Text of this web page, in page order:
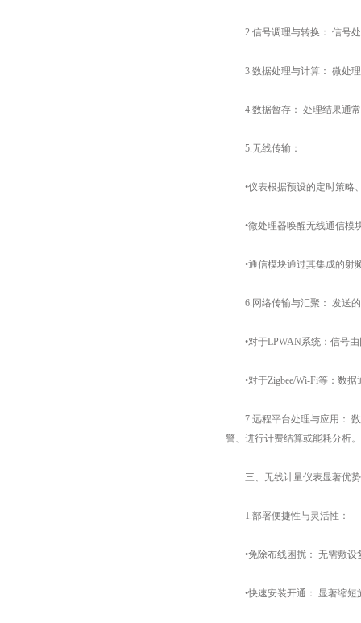
2.信号调理与转换：​​ 信号处
3.数据处理与计算：​​ 微处理
4.​​数据暂存：​​ 处理结果通常
5.​​无线传输：​​
•仪表根据预设的定时策略
•微处理器唤醒无线通信模块
•通信模块通过其集成的射
6.​​网络传输与汇聚：​​ 发送的
•对于LPWAN系统：信号由
•对于Zigbee/Wi-Fi等：数据
7.​​远程平台处理与应用：​​ 数
警、进行计费结算或能耗分析
三、无线计量仪表显著优
1.​​部署便捷性与灵活性：​​
•免除布线困扰：​​ 无需敷设
•快速安装开通：​​ 显著缩短